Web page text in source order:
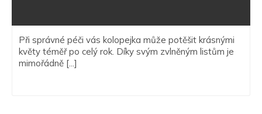
Při správné péči vás kolopejka může potěšit krásnými
květy téměř po celý rok. Díky svým zvlněným listům je
mimořádně [...]